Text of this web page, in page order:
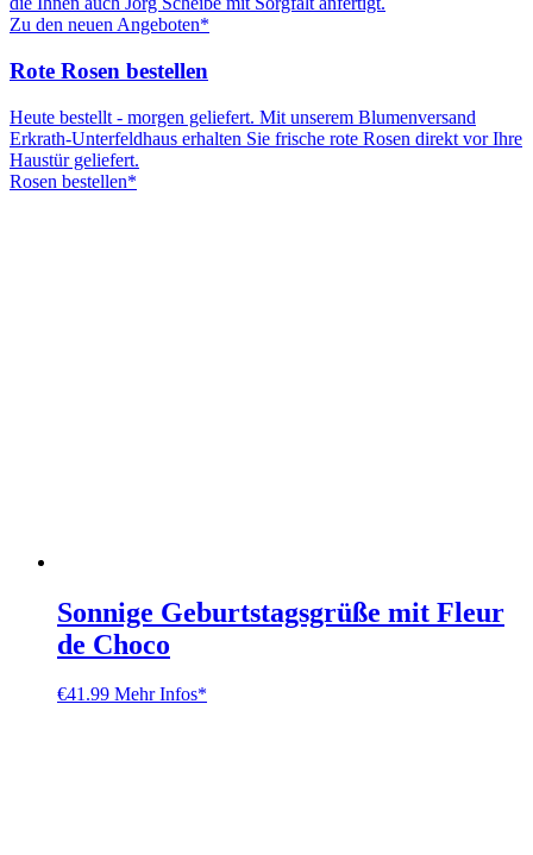
Zu den neuen Angeboten*
Rote Rosen bestellen
Heute bestellt - morgen geliefert. Mit unserem Blumenversand
Erkrath-Unterfeldhaus erhalten Sie frische rote Rosen direkt vor Ihre
Haustür geliefert.
Rosen bestellen*
Sonnige Geburtstagsgrüße mit Fleur
de Choco
€41.99 Mehr Infos*